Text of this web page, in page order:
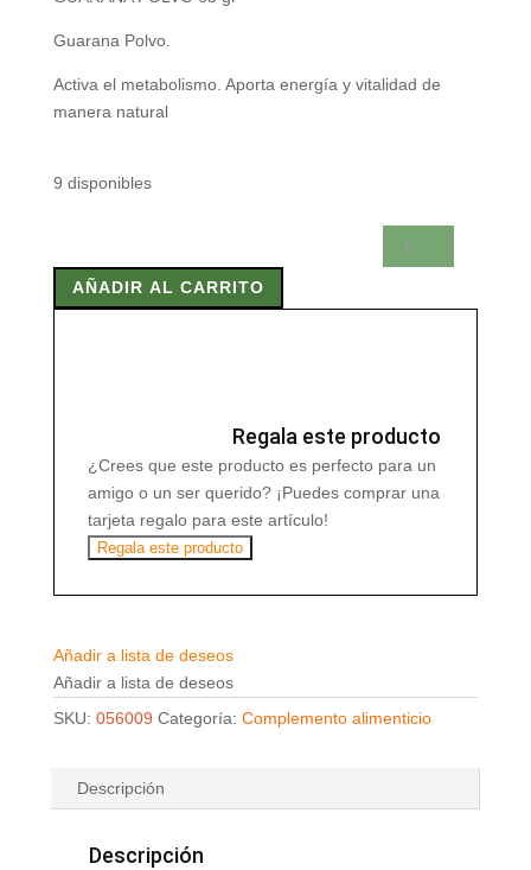
Guarana Polvo.
Activa el metabolismo. Aporta energía y vitalidad de
manera natural
9 disponibles
POLVO
AÑADIR AL CARRITO
Regala este producto
¿Crees que este producto es perfecto para un
amigo o un ser querido? ¡Puedes comprar una
tarjeta regalo para este artículo!
Regala este producto
Añadir a lista de deseos
Añadir a lista de deseos
SKU: 056009 Categoría: Complemento alimenticio
Descripción
Descripción